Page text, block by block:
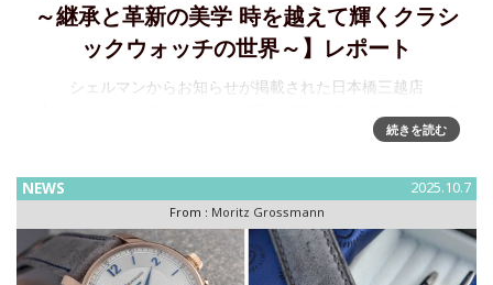
～継承と革新の美学 時を越えて輝くクラシ
ックウォッチの世界～】レポート
シェルマンからお知らせが掲載された日本橋三越店
くクラシックウォッチの世界～】、先日訪問して時計を拝見
「OPENWOR
続きを読む
NEWS 2025.10.7
From : Moritz Grossmann